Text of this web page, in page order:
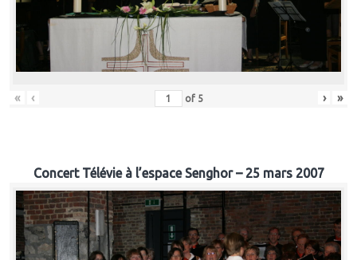
« ‹ of 5 › »
Concert Télévie à l’espace Senghor – 25 mars 2007